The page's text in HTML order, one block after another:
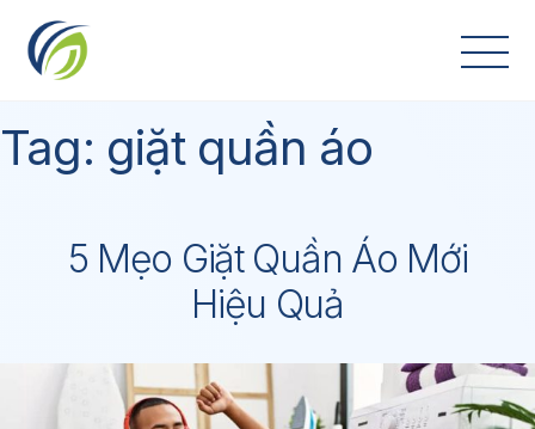
content
Tag: giặt quần áo
5 Mẹo Giặt Quần Áo Mới
Hiệu Quả